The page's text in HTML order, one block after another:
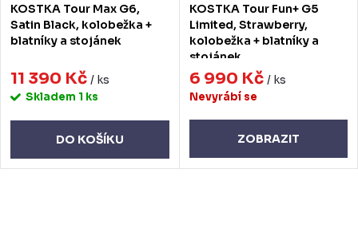
u
k
t
ů
d
u
k
KOSTKA Tour Max G6,
Satin Black, kolobežka +
blatníky a stojánek
11 390 Kč / ks
Skladem 1 ks
DO KOŠÍKU
KOSTKA Tour Fun+ G5
Limited, Strawberry,
kolobežka + blatníky a
stojánek
6 990 Kč / ks
Nevyrábí se
ZOBRAZIT